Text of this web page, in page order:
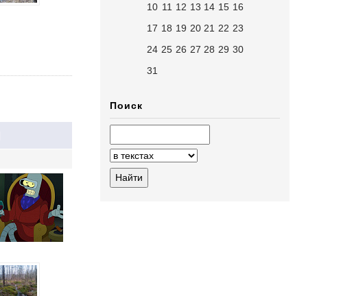
10 11 12 13 14 15 16
17 18 19 20 21 22 23
24 25 26 27 28 29 30
31
Поиск